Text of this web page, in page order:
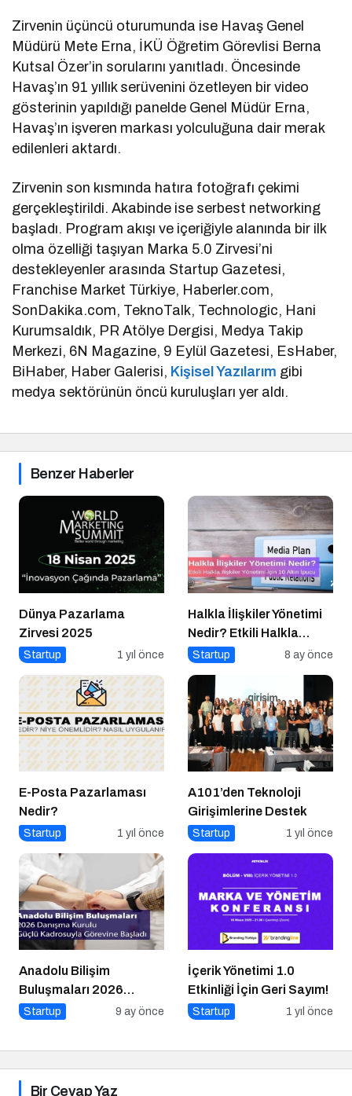
Zirvenin üçüncü oturumunda ise Havaş Genel
Müdürü Mete Erna, İKÜ Öğretim Görevlisi Berna
Kutsal Özer’in sorularını yanıtladı. Öncesinde
Havaş’ın 91 yıllık serüvenini özetleyen bir video
gösterinin yapıldığı panelde Genel Müdür Erna,
Havaş’ın işveren markası yolculuğuna dair merak
edilenleri aktardı.
Zirvenin son kısmında hatıra fotoğrafı çekimi
gerçekleştirildi. Akabinde ise serbest networking
başladı. Program akışı ve içeriğiyle alanında bir ilk
olma özelliği taşıyan Marka 5.0 Zirvesi’ni
destekleyenler arasında Startup Gazetesi,
Franchise Market Türkiye, Haberler.com,
SonDakika.com, TeknoTalk, Technologic, Hani
Kurumsaldık, PR Atölye Dergisi, Medya Takip
Merkezi, 6N Magazine, 9 Eylül Gazetesi, EsHaber,
BiHaber, Haber Galerisi, Kişisel Yazılarım gibi
medya sektörünün öncü kuruluşları yer aldı.
Benzer Haberler
Dünya Pazarlama
Zirvesi 2025
Startup 1 yıl önce
Halkla İlişkiler Yönetimi
Nedir? Etkili Halkla
İlişkiler Yönetimi İçin 10
Startup 8 ay önce
E-Posta Pazarlaması
Nedir?
Startup 1 yıl önce
A101’den Teknoloji
Girişimlerine Destek
Startup 1 yıl önce
Anadolu Bilişim
Buluşmaları 2026
Danışma Kurulu Güçlü
Startup 9 ay önce
İçerik Yönetimi 1.0
Etkinliği İçin Geri Sayım!
Startup 1 yıl önce
Bir Cevap Yaz